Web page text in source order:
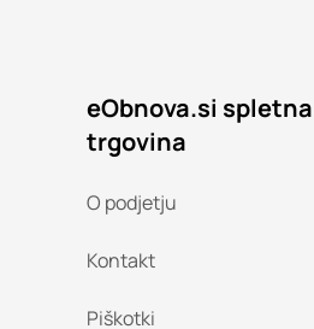
eObnova.si spletna
trgovina
O podjetju
Kontakt
Piškotki